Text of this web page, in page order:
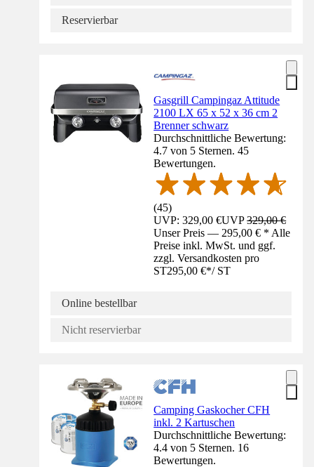
Reservierbar
Gasgrill Campingaz Attitude
2100 LX 65 x 52 x 36 cm 2
Brenner schwarz
Durchschnittliche Bewertung:
4.7 von 5 Sternen. 45
Bewertungen.
(45)
UVP: 329,00 €UVP329,00 €
Unser Preis — 295,00 € * Alle
Preise inkl. MwSt. und ggf.
zzgl. Versandkosten pro
ST295,00 €*/ ST
Online bestellbar
Nicht reservierbar
Camping Gaskocher CFH
inkl. 2 Kartuschen
Durchschnittliche Bewertung:
4.4 von 5 Sternen. 16
Bewertungen.